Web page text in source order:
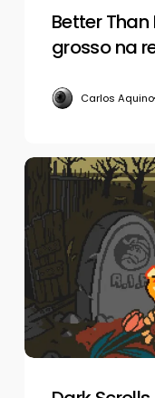
Better
grosso na
Carlos Aquino
Dark
um
panelaço
de
Castlevania,
Dead
Cells
e